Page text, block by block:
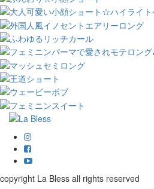
copyright La Bless all rights reserved